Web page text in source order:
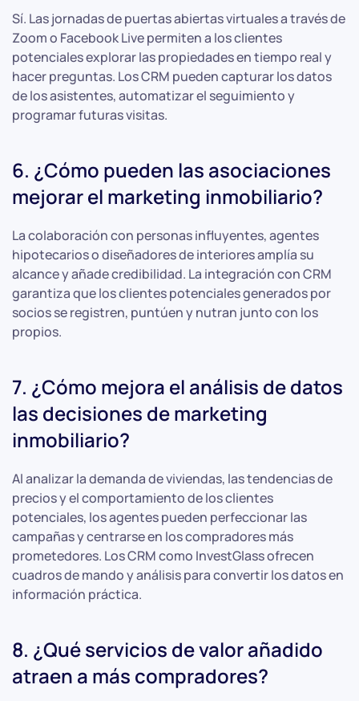
Sí. Las jornadas de puertas abiertas virtuales a través de
Zoom o Facebook Live permiten a los clientes
potenciales explorar las propiedades en tiempo real y
hacer preguntas. Los CRM pueden capturar los datos
de los asistentes, automatizar el seguimiento y
programar futuras visitas.
6. ¿Cómo pueden las asociaciones
mejorar el marketing inmobiliario?
La colaboración con personas influyentes, agentes
hipotecarios o diseñadores de interiores amplía su
alcance y añade credibilidad. La integración con CRM
garantiza que los clientes potenciales generados por
socios se registren, puntúen y nutran junto con los
propios.
7. ¿Cómo mejora el análisis de datos
las decisiones de marketing
inmobiliario?
Al analizar la demanda de viviendas, las tendencias de
precios y el comportamiento de los clientes
potenciales, los agentes pueden perfeccionar las
campañas y centrarse en los compradores más
prometedores. Los CRM como InvestGlass ofrecen
cuadros de mando y análisis para convertir los datos en
información práctica.
8. ¿Qué servicios de valor añadido
atraen a más compradores?